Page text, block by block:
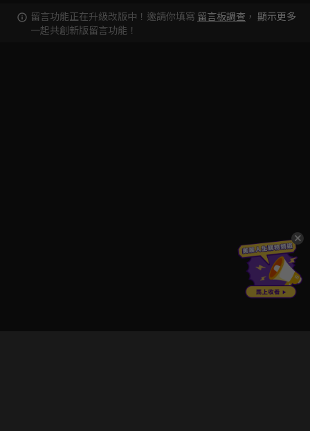
留言功能正在升級改版中！邀請你填寫 留言板調查 ，
一起共創新版留言功能！
顯示更多